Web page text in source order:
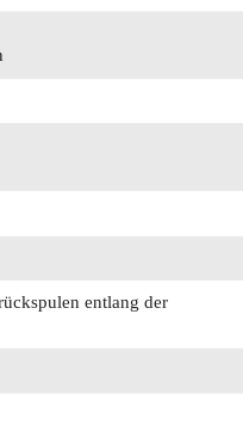
entlang der